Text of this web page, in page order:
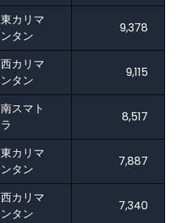
東カリマ
ンタン
9,378
西カリマ
ンタン
9,115
南スマト
ラ
8,517
東カリマ
ンタン
7,887
西カリマ
ンタン
7,340